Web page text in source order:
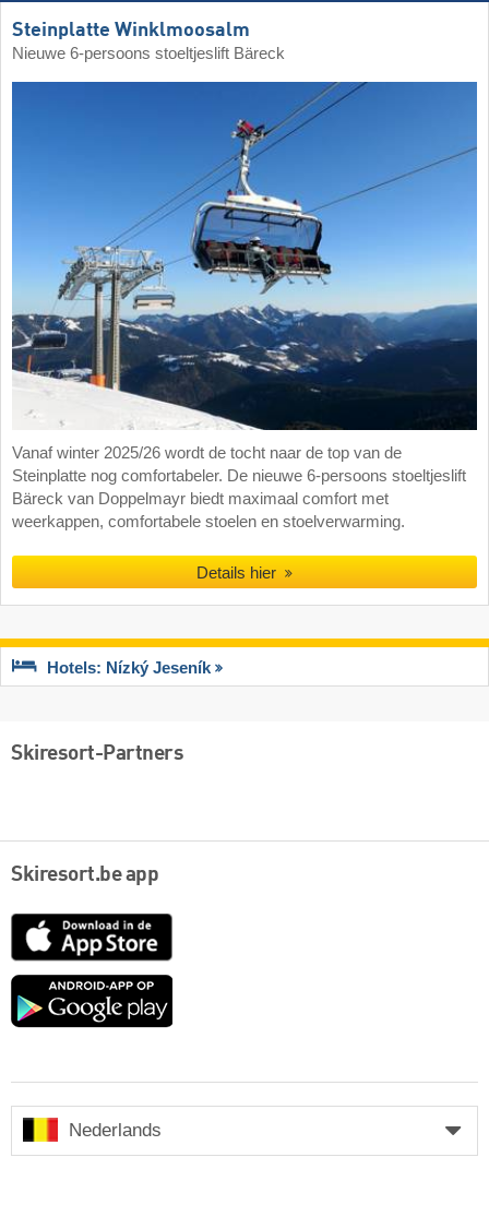
Steinplatte Winklmoosalm
Nieuwe 6-persoons stoeltjeslift Bäreck
Vanaf winter 2025/26 wordt de tocht naar de top van de
Steinplatte nog comfortabeler. De nieuwe 6-persoons stoeltjeslift
Bäreck van Doppelmayr biedt maximaal comfort met
weerkappen, comfortabele stoelen en stoelverwarming.
Details hier
Hotels: Nízký Jeseník
Skiresort-Partners
Skiresort.be app
App
Google
Nederlands